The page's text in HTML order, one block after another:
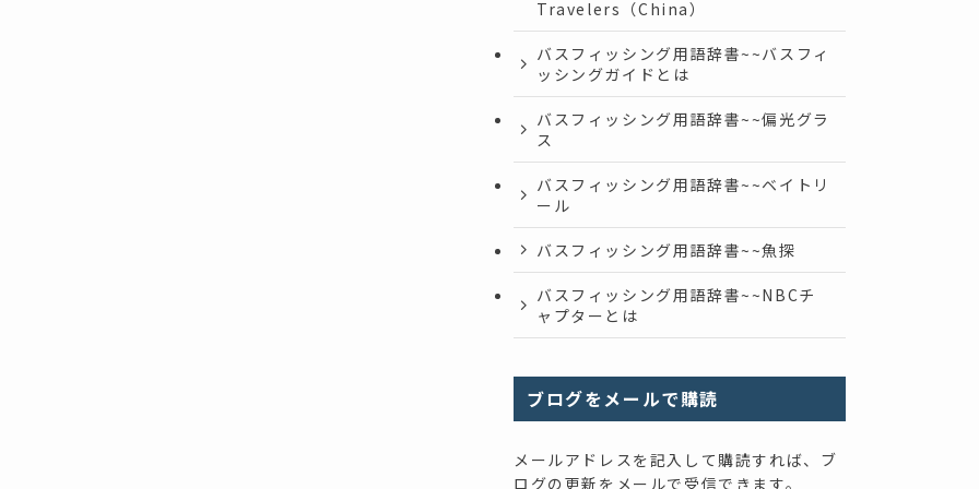
Travelers（China）
バスフィッシング用語辞書~~バスフィ
ッシングガイドとは
バスフィッシング用語辞書~~偏光グラ
ス
バスフィッシング用語辞書~~ベイトリ
ール
バスフィッシング用語辞書~~魚探
バスフィッシング用語辞書~~NBCチ
ャプターとは
ブログをメールで購読
メールアドレスを記入して購読すれば、ブ
ログの更新をメールで受信できます。